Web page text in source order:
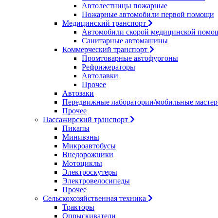
Автолестницы пожарные
Пожарные автомобили первой помощи
Медицинский транспорт
Автомобили скорой медицинской
Санитарные автомашины
Коммерческий транспорт
Промтоварные автофургоны
Рефрижераторы
Автолавки
Прочее
Автозаки
Передвижные лаборатории/мобильные
Прочее
Пассажирский транспорт
Пикапы
Минивэны
Микроавтобусы
Внедорожники
Мотоциклы
Электроскутеры
Электровелосипеды
Прочее
Сельскохозяйственная техника
Тракторы
Опрыскиватели